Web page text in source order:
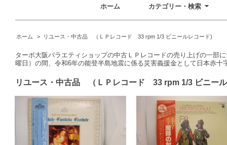
ホーム カテゴリー・検索
ホーム > リユース・中古品 （ＬＰレコード 33 rpm 1/3 ビニールレコード)
ターボ大阪バラエティショップの中古ＬＰレコードの売り上げの一部
曜日）の間、令和6年の能登半島地震に係る災害義援金として日本赤十
リユース・中古品 （ＬＰレコード 33 rpm 1/3 ビニー